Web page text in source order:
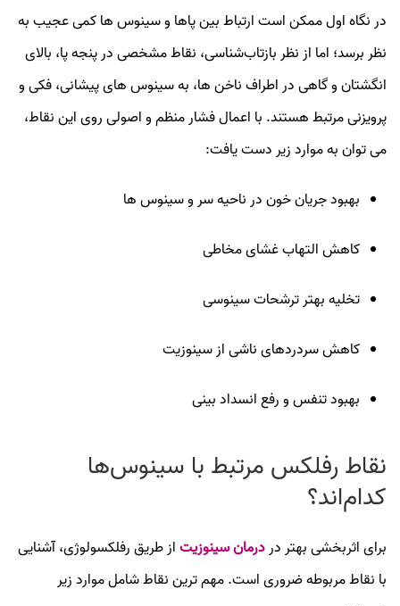
در نگاه اول ممکن است ارتباط بین پاها و سینوس‌ ها کمی عجیب به‌
نظر برسد؛ اما از نظر بازتاب‌شناسی، نقاط مشخصی در پنجه پا، بالای
انگشتان و گاهی در اطراف ناخن‌ ها، به سینوس‌ های پیشانی، فکی و
پرویزنی مرتبط هستند. با اعمال فشار منظم و اصولی روی این نقاط،
می‌ توان به موارد زیر دست یافت:
بهبود جریان خون در ناحیه سر و سینوس‌ ها
کاهش التهاب غشای مخاطی
تخلیه بهتر ترشحات سینوسی
کاهش سردردهای ناشی از سینوزیت
بهبود تنفس و رفع انسداد بینی
نقاط رفلکس مرتبط با سینوس‌ها
کدام‌اند؟
برای اثربخشی بهتر دردرمان سینوزیتاز طریق رفلکسولوژی، آشنایی
با نقاط مربوطه ضروری است. مهم‌ ترین نقاط شامل موارد زیر